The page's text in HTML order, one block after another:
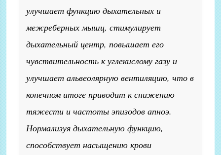
улучшает функцию дыхательных и
межреберных мышц, стимулирует
дыхательный центр, повышает его
чувствительность к углекислому газу и
улучшает альвеолярную вентиляцию, что в
конечном итоге приводит к снижению
тяжести и частоты эпизодов апноэ.
Нормализуя дыхательную функцию,
способствует насыщению крови